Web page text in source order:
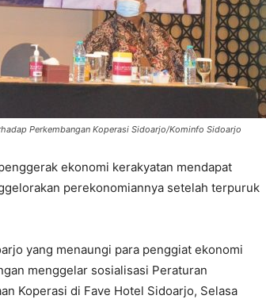
Perkembangan Koperasi Sidoarjo/Kominfo Sidoarjo
ekonomi kerakyatan mendapat
perekonomiannya setelah terpuruk
yang menaungi para penggiat ekonomi
menggelar sosialisasi Peraturan
Koperasi di Fave Hotel Sidoarjo, Selasa